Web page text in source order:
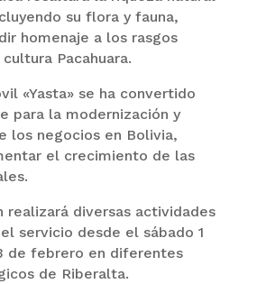
su flora y fauna,
homenaje a los rasgos
Pacahuara.
«Yasta» se ha convertido
para la modernización y
los negocios en Bolivia,
el crecimiento de las
realizará diversas actividades
servicio desde el sábado 1
de febrero en diferentes
de Riberalta.